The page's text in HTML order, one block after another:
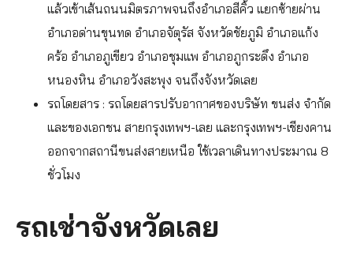
แล้วเข้าเส้นถนนมิตรภาพจนถึงอำเภอสีคิ้ว แยกซ้ายผ่าน
อำเภอด่านขุนทด อำเภอจัตุรัส จังหวัดชัยภูมิ อำเภอแก้ง
คร้อ อำเภอภูเขียว อำเภอชุมแพ อำเภอภูกระดึง อำเภอ
หนองหิน อำเภอวังสะพุง จนถึงจังหวัดเลย
รถโดยสาร : รถโดยสารปรับอากาศของบริษัท ขนส่ง จำกัด
และของเอกชน สายกรุงเทพฯ-เลย และกรุงเทพฯ-เชียงคาน
ออกจากสถานีขนส่งสายเหนือ ใช้เวลาเดินทางประมาณ 8
ชั่วโมง
รถเช่าจังหวัดเลย